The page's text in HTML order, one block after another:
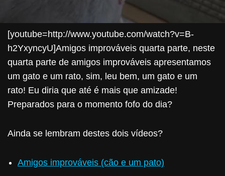
[youtube=http://www.youtube.com/watch?v=B-
h2YxyncyU]Amigos improváveis quarta parte, neste
quarta parte de amigos improváveis apresentamos
um gato e um rato, sim, leu bem, um gato e um
rato! Eu diria que até é mais que amizade!
Preparados para o momento fofo do dia?
Ainda se lembram destes dois vídeos?
Amigos improváveis (cão e um pato)